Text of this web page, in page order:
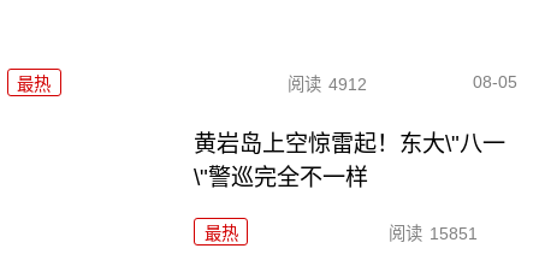
最热 阅读 4912 08-05
黄岩岛上空惊雷起！东大\"八一
\"警巡完全不一样
最热 阅读 15851